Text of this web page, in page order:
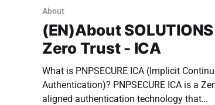
About
(EN)About
Zero Trust - ICA
What is PNPSECURE ICA (Implicit
Authentication)? PNPSECURE ICA is a Zero Trust–
aligned authentication technology that